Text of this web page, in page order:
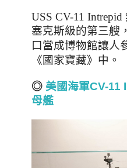
USS CV-11
塞克斯級的第三艘，
口當成博物館讓人
《國家寶藏》 中 。
◎ 美國海軍CV-11
母艦